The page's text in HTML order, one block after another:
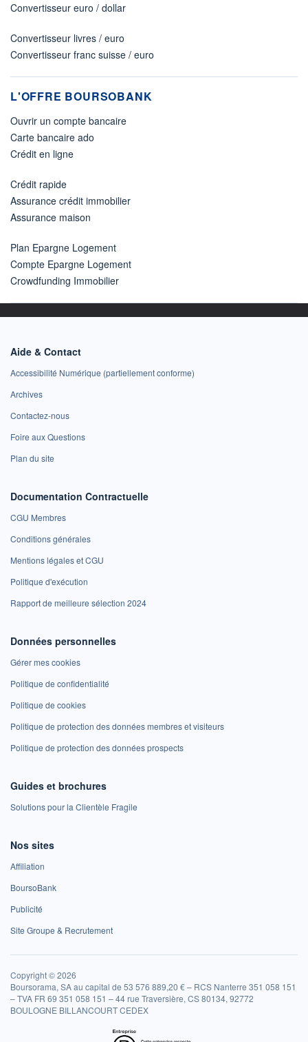
Convertisseur euro / dollar
Convertisseur livres / euro
Convertisseur franc suisse / euro
L'OFFRE BOURSOBANK
Ouvrir un compte bancaire
Carte bancaire ado
Crédit en ligne
Crédit rapide
Assurance crédit immobilier
Assurance maison
Plan Epargne Logement
Compte Epargne Logement
Crowdfunding Immobilier
Aide & Contact
Accessibilité Numérique (partiellement conforme)
Archives
Contactez-nous
Foire aux Questions
Plan du site
Documentation Contractuelle
CGU Membres
Conditions générales
Mentions légales et CGU
Politique d'exécution
Rapport de meilleure sélection 2024
Données personnelles
Gérer mes cookies
Politique de confidentialité
Politique de cookies
Politique de protection des données membres et visiteurs
Politique de protection des données prospects
Guides et brochures
Solutions pour la Clientèle Fragile
Nos sites
Affiliation
BoursoBank
Publicité
Site Groupe & Recrutement
Copyright © 2026
Boursorama, SA au capital de 53 576 889,20 € – RCS Nanterre 351 058 151
– TVA FR 69 351 058 151 – 44 rue Traversière, CS 80134, 92772
BOULOGNE BILLANCOURT CEDEX